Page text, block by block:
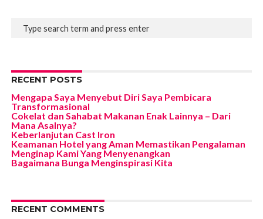
RECENT POSTS
Mengapa Saya Menyebut Diri Saya Pembicara
Transformasional
Cokelat dan Sahabat Makanan Enak Lainnya – Dari
Mana Asalnya?
Keberlanjutan Cast Iron
Keamanan Hotel yang Aman Memastikan Pengalaman
Menginap Kami Yang Menyenangkan
Bagaimana Bunga Menginspirasi Kita
RECENT COMMENTS